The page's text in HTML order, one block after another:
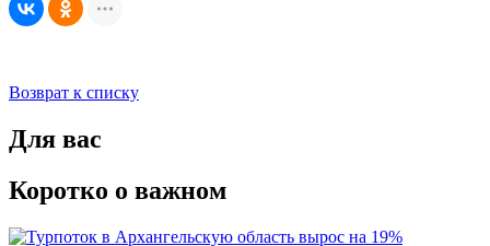
Возврат к списку
Для вас
Коротко о важном